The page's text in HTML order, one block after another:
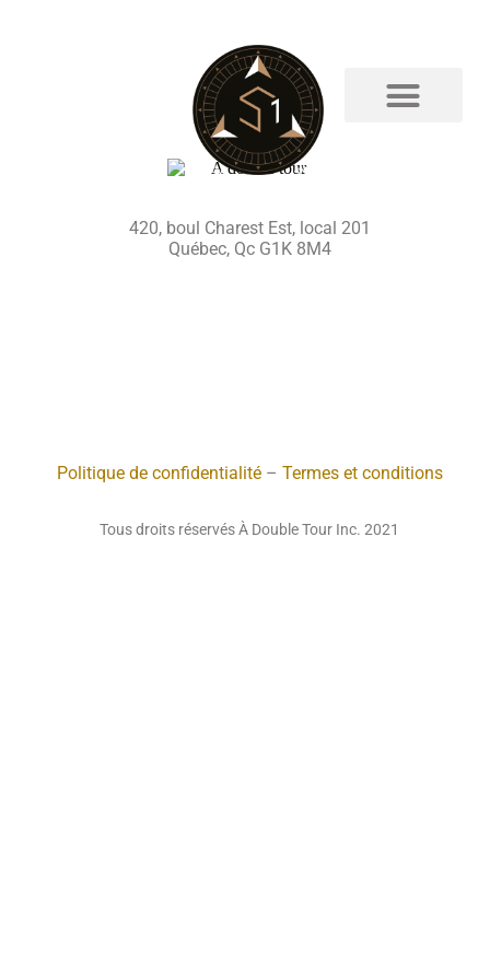
420, boul Charest Est, local 201
Québec, Qc G1K 8M4
Politique de confidentialité– Termes et conditions
Tous droits réservés À Double Tour Inc. 2021